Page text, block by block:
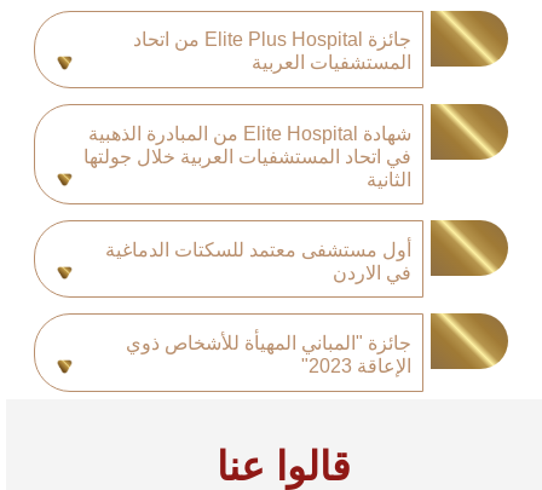
جائزة Elite Plus Hospital من اتحاد
المستشفيات العربية
شهادة Elite Hospital من المبادرة الذهبية
في اتحاد المستشفيات العربية خلال جولتها
الثانية
أول مستشفى معتمد للسكتات الدماغية
في الاردن
جائزة "المباني المهيأة للأشخاص ذوي
الإعاقة 2023"
قالوا عنا